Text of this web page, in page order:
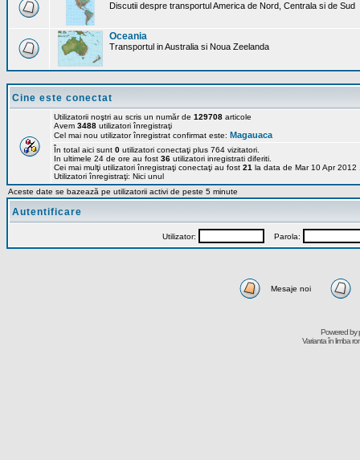
Discutii despre transportul America de Nord, Centrala si de Sud
Oceania
Transportul in Australia si Noua Zeelanda
Cine este conectat
Utilizatorii noştri au scris un număr de 129708 articole
Avem 3488 utilizatori înregistraţi
Cel mai nou utilizator înregistrat confirmat este: Magauaca
În total aici sunt 0 utilizatori conectaţi plus 764 vizitatori.
In ultimele 24 de ore au fost 36 utilizatori inregistrati diferiti.
Cei mai mulţi utilizatori înregistraţi conectaţi au fost 21 la data de Mar 10 Apr 2012
Utilizatori înregistraţi: Nici unul
Aceste date se bazează pe utilizatorii activi de peste 5 minute
Autentificare
Utilizator: Parola:
Mesaje noi
Powered by
Varianta în limba